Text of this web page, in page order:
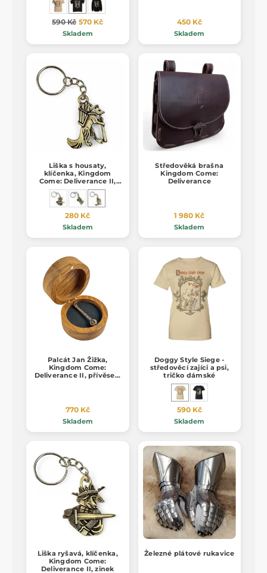
590 Kč 570 Kč
Skladem
450 Kč
Skladem
Liška s housaty,
klíčenka, Kingdom
Come: Deliverance II,
zinek
280 Kč
Skladem
Středověká brašna
Kingdom Come:
Deliverance
1 980 Kč
Skladem
Palcát Jan Žižka,
Kingdom Come:
Deliverance II, přívěsek,
770 Kč
Skladem
Doggy Style Siege -
středověcí zajíci a psi,
tričko dámské
590 Kč
Skladem
Liška ryšavá, klíčenka,
Kingdom Come:
Deliverance II, zinek
Železné plátové rukavice